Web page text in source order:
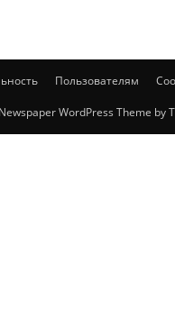
Пользователям
WordPress Theme by